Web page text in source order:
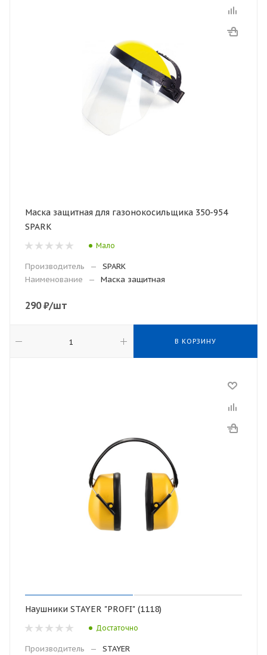
Маска защитная для газонокосильщика 350-954
SPARK
Мало
Производитель —
SPARK
Наименование
— Маска защитная
290₽/шт
В КОРЗИНУ
Наушники STAYER "PROFI" (1118)
Достаточно
Производитель —
STAYER